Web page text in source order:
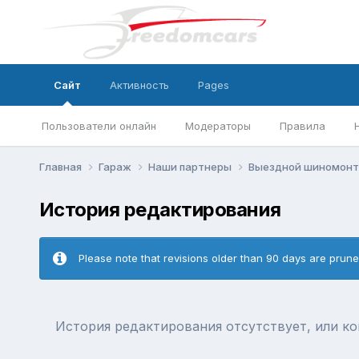
Сайт
Пользователи онлайн Модераторы Правила
Активность Pages
Главная Гараж Наши партнеры Выездной
История редактирования
Please note that revisions older than 90 days are
История редактирования отсутствует, или